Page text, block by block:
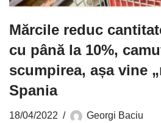
Mărcile reduc
cu până la 10%,
scumpirea, așa vine
Spania
18/04/2022 Georgi Baciu